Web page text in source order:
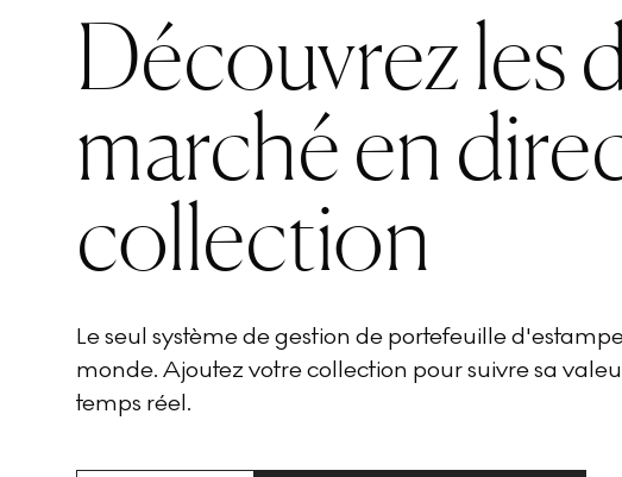
Découvrez les
marché en
collection
Le seul système de gestion de portefeuille
monde. Ajoutez votre collection pour suivre sa
temps réel.